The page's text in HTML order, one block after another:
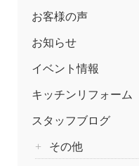
お客様の声
お知らせ
イベント情報
キッチンリフォーム
スタッフブログ
その他